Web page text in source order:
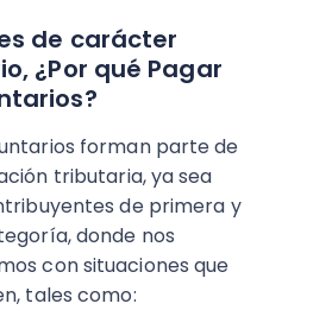
es de carácter
¿Por qué Pagar
forman parte de
tributaria, ya sea
de primera y
donde nos
con situaciones que
tales como: